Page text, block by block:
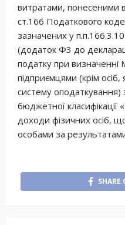
витратами, понесеними
ст.166 Податкового
зазначених у
(додаток Ф3 до
податку при
підприємцями (крім
систему оподаткування)
бюджетної
доходи фізичних осіб,
особами за
SHARE